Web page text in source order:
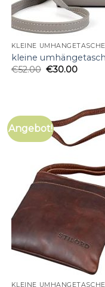
KLEINE
kleine
€52.00 €30.00
Angebot!
KLEINE